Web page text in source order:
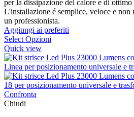
per la dissipazione del calore e di
L'installazione é semplice, veloce e non
un professionista.
Aggiungi ai preferiti
Select Opzioni
Quick view
Confronta
Chiudi